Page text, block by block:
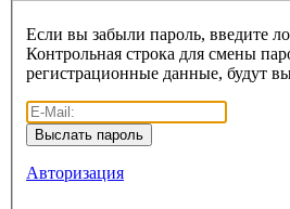
Если вы забыли пароль, введите
Контрольная строка для смены
регистрационные данные, будут
Авторизация